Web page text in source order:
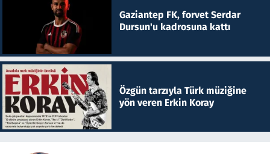
Gaziantep FK, forvet Serdar
Dursun'u kadrosuna kattı
Özgün tarzıyla Türk müziğine
yön veren Erkin Koray